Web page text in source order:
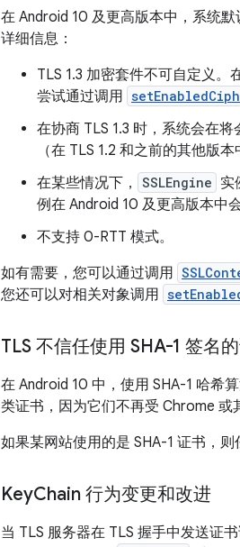
在 Android 10 及更高版本中，系统
详细信息：
TLS 1.3 加密套件不可自定义。
尝试通过调用
在协商 TLS 1.3 时，系统会在
（在 TLS 1.2 和之前的其他版
在某些情况下，
SSLEngine 实
例在 Android 10 及更高版本中
不支持 0-RTT 模式。
如有需要，您可以通过调用
您还可以对相关对象调用
TLS 不信任使用 SHA-1 签名
在 Android 10 中，使用 SHA-1 哈希
类证书，因为它们不再受 Chrome 或
如果某网站使用的是 SHA-1 证书，
KeyChain 行为变更和改进
当 TLS 服务器在 TLS 握手中发送证